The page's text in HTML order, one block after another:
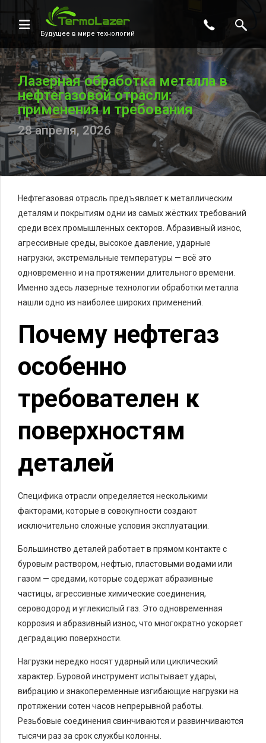
Будущее в мире технологий
Лазерная обработка металла в
нефтегазовой отрасли:
применения и требования
28 апреля, 2026
Нефтегазовая отрасль предъявляет к металлическим
деталям и покрытиям одни из самых жёстких требований
среди всех промышленных секторов. Абразивный износ,
агрессивные среды, высокое давление, ударные
нагрузки, экстремальные температуры — всё это
одновременно и на протяжении длительного времени.
Именно здесь лазерные технологии обработки металла
нашли одно из наиболее широких применений.
Почему нефтегаз
особенно
требователен к
поверхностям
деталей
Специфика отрасли определяется несколькими
факторами, которые в совокупности создают
исключительно сложные условия эксплуатации.
Большинство деталей работает в прямом контакте с
буровым раствором, нефтью, пластовыми водами или
газом — средами, которые содержат абразивные
частицы, агрессивные химические соединения,
сероводород и углекислый газ. Это одновременная
коррозия и абразивный износ, что многократно ускоряет
деградацию поверхности.
Нагрузки нередко носят ударный или циклический
характер. Буровой инструмент испытывает удары,
вибрацию и знакопеременные изгибающие нагрузки на
протяжении сотен часов непрерывной работы.
Резьбовые соединения свинчиваются и развинчиваются
тысячи раз за срок службы колонны.